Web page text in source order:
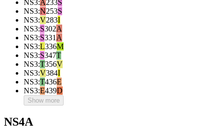
NS3:A233S
NS3:N253S
NS3:V283I
NS3:S302A
NS3:S331 A
NS3:L336M
NS3:S347T
NS3:T356V
NS3:V384I
NS3:T436E
NS3:E439D
Show more
NS4A